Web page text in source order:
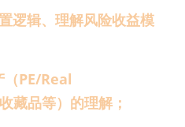
逻辑、理解风险收益模
（PE/Real
品等）的理解；